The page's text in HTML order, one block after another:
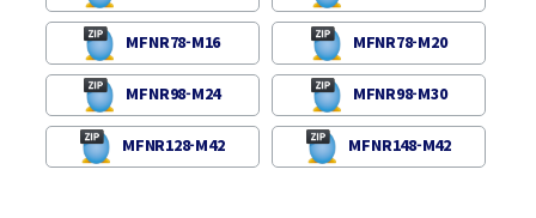
MFNR78-M16 MFNR78-M20
MFNR98-M24 MFNR98-M30
MFNR128-M42 MFNR148-M42